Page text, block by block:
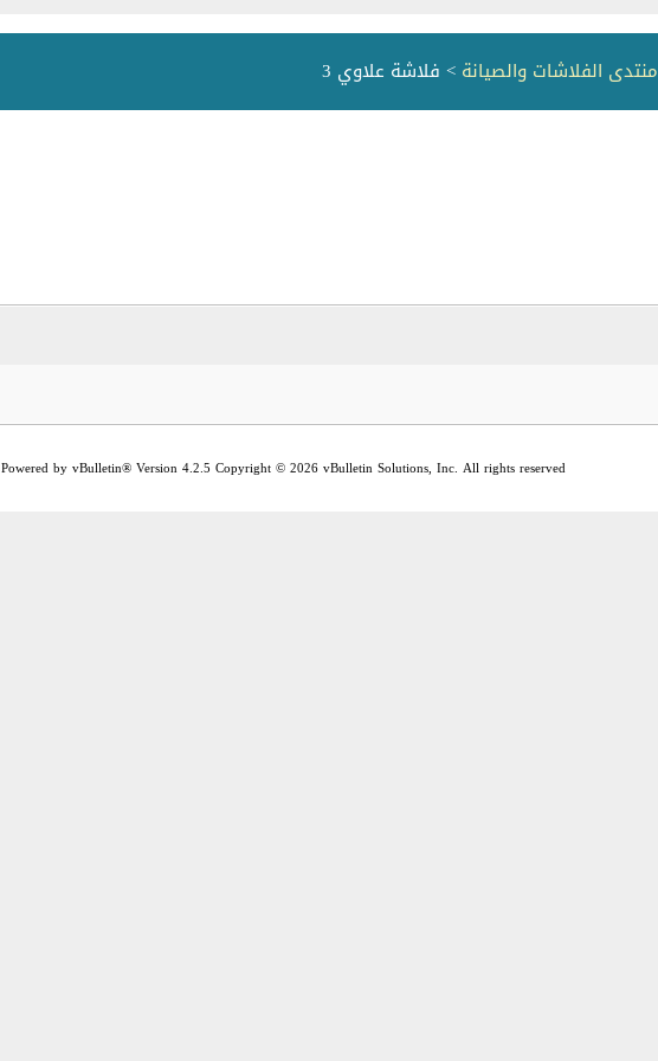
منتدى الفلاشات والصيانة > فلاشة علاوي 3
Powered by vBulletin® Version 4.2.5 Copyright © 2026 vBulletin Solutions, Inc. All rights reserved